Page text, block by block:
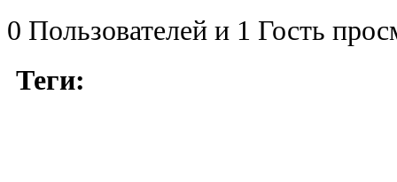
0 Пользователей и 1 Гость
Теги: